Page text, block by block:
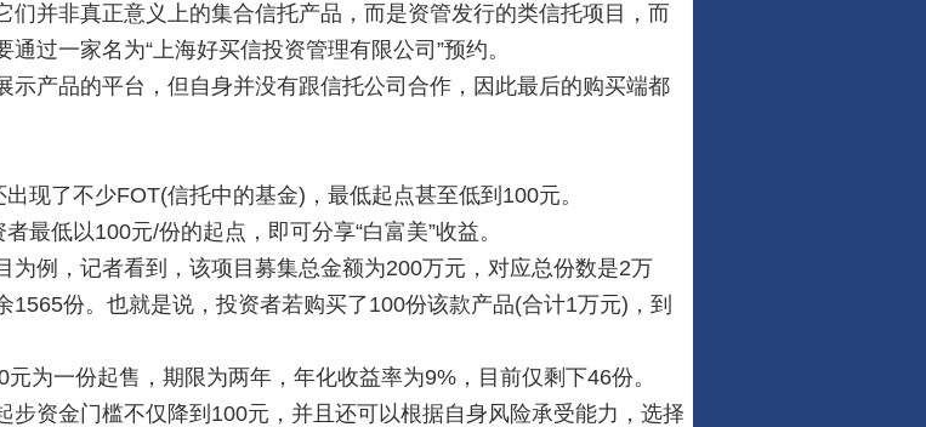
并非真正意义上的集合信托产品，而是资管发行的类信托项目，而
过一家名为“上海好买信投资管理有限公司”预约。
产品的平台，但自身并没有跟信托公司合作，因此最后的购买端都
了不少FOT(信托中的基金)，最低起点甚至低到100元。
低以100元/份的起点，即可分享“白富美”收益。
例，记者看到，该项目募集总金额为200万元，对应总份数是2万
份。也就是说，投资者若购买了100份该款产品(合计1万元)，到
一份起售，期限为两年，年化收益率为9%，目前仅剩下46份。
资金门槛不仅降到100元，并且还可以根据自身风险承受能力，选择